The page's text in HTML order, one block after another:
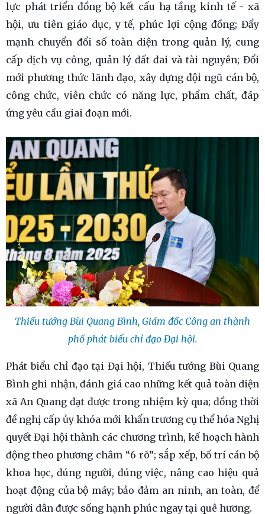
lực phát triển đồng bộ kết cấu hạ tầng kinh tế - xã
hội, ưu tiên giáo dục, y tế, phúc lợi cộng đồng; Đẩy
mạnh chuyển đổi số toàn diện trong quản lý, cung
cấp dịch vụ công, quản lý đất đai và tài nguyên; Đổi
mới phương thức lãnh đạo, xây dựng đội ngũ cán bộ,
công chức, viên chức có năng lực, phẩm chất, đáp
ứng yêu cầu giai đoạn mới.
Thiếu tướng Bùi Quang Bình, Giám đốc Công an thành
phố phát biểu chỉ đạo Đại hội.
Phát biểu chỉ đạo tại Đại hội, Thiếu tướng Bùi Quang
Bình ghi nhận, đánh giá cao những kết quả toàn diện
xã An Quang đạt được trong nhiệm kỳ qua; đồng thời
đề nghị cấp ủy khóa mới khẩn trương cụ thể hóa Nghị
quyết Đại hội thành các chương trình, kế hoạch hành
động theo phương châm “6 rõ”; sắp xếp, bố trí cán bộ
khoa học, đúng người, đúng việc, nâng cao hiệu quả
hoạt động của bộ máy; bảo đảm an ninh, an toàn, để
người dân được sống hạnh phúc ngay tại quê hương.